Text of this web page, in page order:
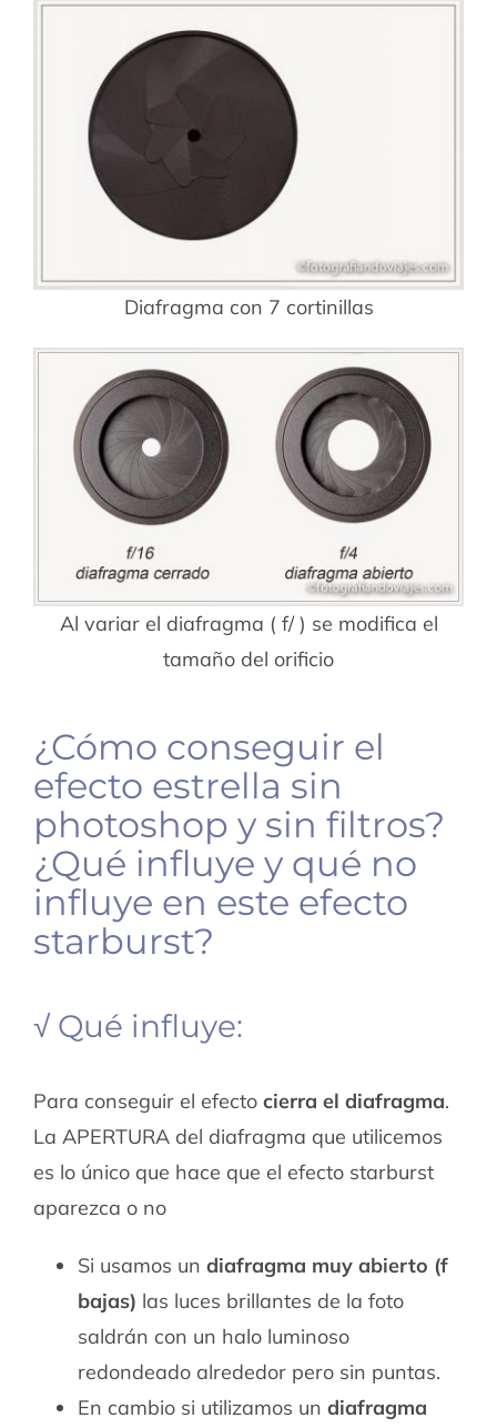
Diafragma con 7 cortinillas
Al variar el diafragma ( f/ ) se modifica el
tamaño del orificio
¿Cómo conseguir el
efecto estrella sin
photoshop y sin filtros?
¿Qué influye y qué no
influye en este efecto
starburst?
√ Qué influye:
Para conseguir el efectocierra el diafragma.
La APERTURA del diafragma que utilicemos
es lo único que hace que el efecto starburst
aparezca o no
Si usamos un diafragma muy abierto (f
bajas) las luces brillantes de la foto
saldrán con un halo luminoso
redondeado alrededor pero sin puntas.
En cambio si utilizamos un diafragma